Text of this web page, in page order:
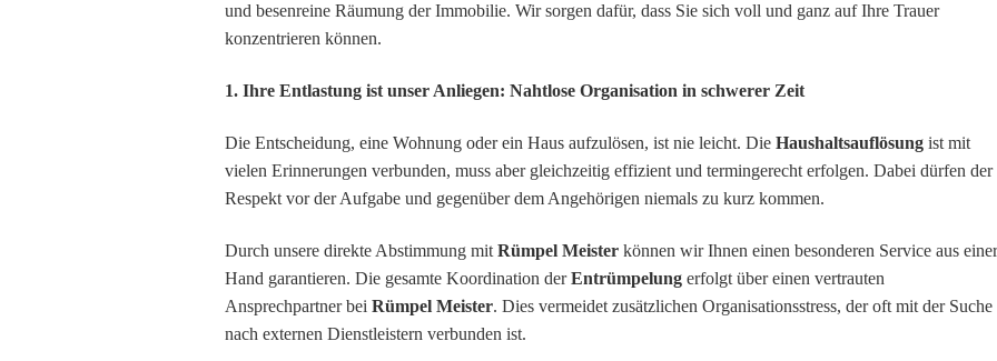
und besenreine Räumung der Immobilie. Wir sorgen dafür, dass Sie sich voll und ganz auf Ihre Trauer
konzentrieren können.
1. Ihre Entlastung ist unser Anliegen: Nahtlose Organisation in schwerer Zeit
Die Entscheidung, eine Wohnung oder ein Haus aufzulösen, ist nie leicht. Die Haushaltsauflösung ist mit
vielen Erinnerungen verbunden, muss aber gleichzeitig effizient und termingerecht erfolgen. Dabei dürfen der
Respekt vor der Aufgabe und gegenüber dem Angehörigen niemals zu kurz kommen.
Durch unsere direkte Abstimmung mit Rümpel Meister können wir Ihnen einen besonderen Service aus einer
Hand garantieren. Die gesamte Koordination derEntrümpelung erfolgt über einen vertrauten
Ansprechpartner bei Rümpel Meister. Dies vermeidet zusätzlichen Organisationsstress, der oft mit der Suche
nach externen Dienstleistern verbunden ist.